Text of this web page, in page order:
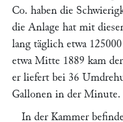
Co. haben die
die Anlage hat mit
lang täglich etwa
etwa Mitte 1889 kam
er liefert bei 36
Gallonen in der Minute.
In der Kammer